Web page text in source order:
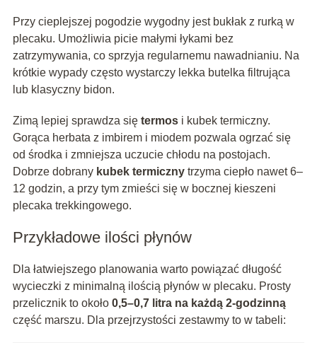
Przy cieplejszej pogodzie wygodny jest bukłak z rurką w
plecaku. Umożliwia picie małymi łykami bez
zatrzymywania, co sprzyja regularnemu nawadnianiu. Na
krótkie wypady często wystarczy lekka butelka filtrująca
lub klasyczny bidon.
Zimą lepiej sprawdza się termosi kubek termiczny.
Gorąca herbata z imbirem i miodem pozwala ogrzać się
od środka i zmniejsza uczucie chłodu na postojach.
Dobrze dobrany kubek termicznytrzyma ciepło nawet 6–
12 godzin, a przy tym zmieści się w bocznej kieszeni
plecaka trekkingowego.
Przykładowe ilości płynów
Dla łatwiejszego planowania warto powiązać długość
wycieczki z minimalną ilością płynów w plecaku. Prosty
przelicznik to około 0,5–0,7 litra na każdą 2‑godzinną
część marszu. Dla przejrzystości zestawmy to w tabeli: